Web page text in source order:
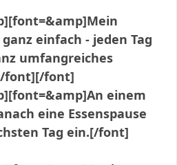
einfach - jeden Tag
umfangreiches
font][/font]
einem
eine Essenspause
Tag ein.[/font]